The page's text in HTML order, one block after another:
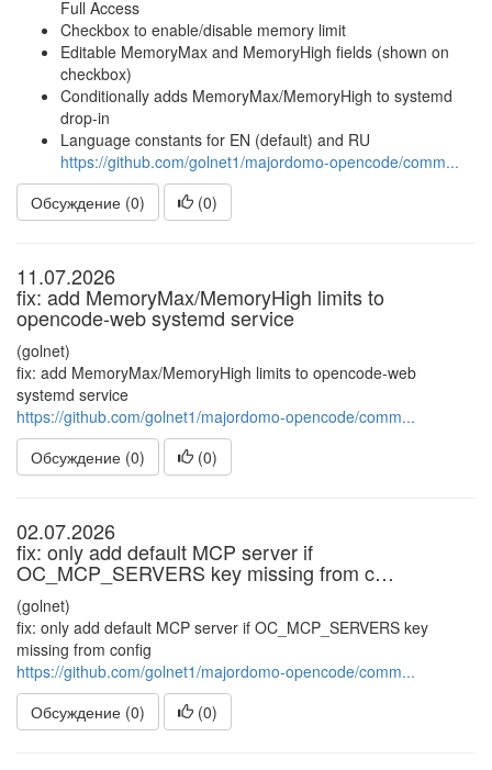
Full Access
Checkbox to enable/disable memory limit
Editable MemoryMax and MemoryHigh fields (shown on
checkbox)
Conditionally adds MemoryMax/MemoryHigh to systemd
drop-in
Language constants for EN (default) and RU
https://github.com/golnet1/majordomo-opencode/comm...
Обсуждение (0)
(0)
11.07.2026
fix: add MemoryMax/MemoryHigh limits to
opencode-web systemd service
(golnet)
fix: add MemoryMax/MemoryHigh limits to opencode-web
systemd service
https://github.com/golnet1/majordomo-opencode/comm...
Обсуждение (0)
(0)
02.07.2026
fix: only add default MCP server if
OC_MCP_SERVERS key missing from c…
(golnet)
fix: only add default MCP server if OC_MCP_SERVERS key
missing from config
https://github.com/golnet1/majordomo-opencode/comm...
Обсуждение (0)
(0)